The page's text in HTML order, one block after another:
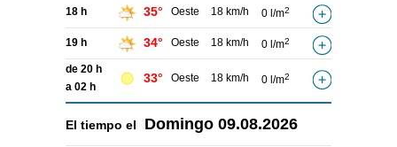
18 h 35° Oeste 18 km/h 0 l/m2
19 h 34° Oeste 18 km/h 0 l/m2
de 20 h
a 02 h
33° Oeste 18 km/h 0 l/m2
El tiempo el Domingo 09.08.2026